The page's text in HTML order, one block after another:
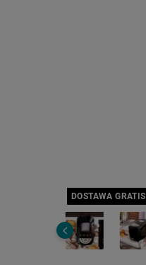
DOSTAWA GRATIS